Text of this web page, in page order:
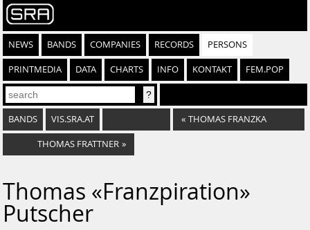
NEWS BANDS COMPANIES RECORDS PERSONS
PRINTMEDIA DATA CHARTS INFO KONTAKT FEM.POP
BANDS VIS.SRA.AT « THOMAS FRANZKA
THOMAS FRATTNER »
Thomas «Franzpiration»
Putscher